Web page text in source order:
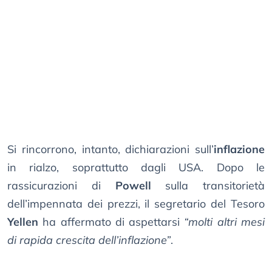
Si rincorrono, intanto, dichiarazioni sull’inflazione
in rialzo, soprattutto dagli USA. Dopo le
rassicurazioni di Powell sulla transitorietà
dell’impennata dei prezzi, il segretario del Tesoro
Yellen ha affermato di aspettarsi “molti altri mesi
di rapida crescita dell’inflazione”.